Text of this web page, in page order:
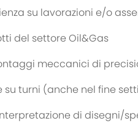
su lavorazioni e/o
del settoreOil&Gas
meccanici di
su turni (anche nel fine
di disegni/